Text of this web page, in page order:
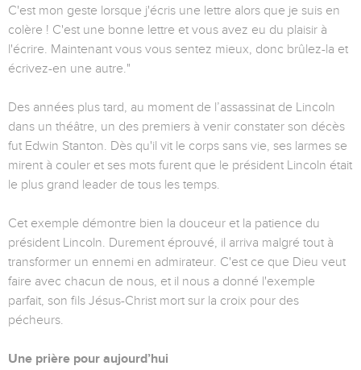
C'est mon geste lorsque j'écris une lettre alors que je suis en
colère ! C'est une bonne lettre et vous avez eu du plaisir à
l'écrire. Maintenant vous vous sentez mieux, donc brûlez-la et
écrivez-en une autre."
Des années plus tard, au moment de l’assassinat de Lincoln
dans un théâtre, un des premiers à venir constater son décès
fut Edwin Stanton. Dès qu'il vit le corps sans vie, ses larmes se
mirent à couler et ses mots furent que le président Lincoln était
le plus grand leader de tous les temps.
Cet exemple démontre bien la douceur et la patience du
président Lincoln. Durement éprouvé, il arriva malgré tout à
transformer un ennemi en admirateur. C'est ce que Dieu veut
faire avec chacun de nous, et il nous a donné l'exemple
parfait, son fils Jésus-Christ mort sur la croix pour des
pécheurs.
Une prière pour aujourd’hui